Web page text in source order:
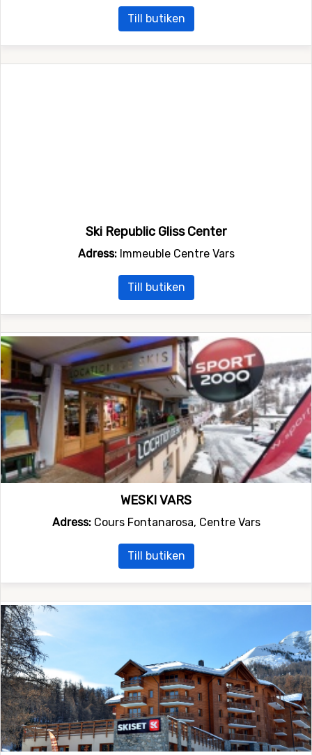
Till butiken
Ski Republic Gliss Center
Adress:Immeuble Centre Vars
Till butiken
WESKI VARS
Adress:Cours Fontanarosa, Centre Vars
Till butiken